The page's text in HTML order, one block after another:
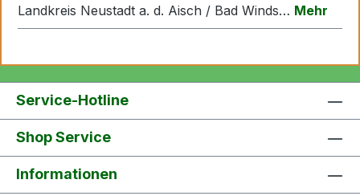
Landkreis Neustadt a. d. Aisch / Bad Winds… Mehr
Service-Hotline
Shop Service
Informationen